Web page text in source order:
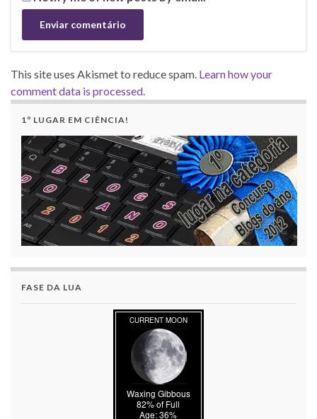
This site uses Akismet to reduce spam. Learn how your
comment data is processed.
1º LUGAR EM CIÊNCIA!
FASE DA LUA